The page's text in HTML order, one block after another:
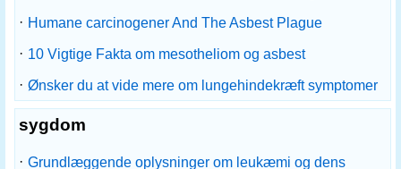
· Humane carcinogener And The Asbest Plague
· 10 Vigtige Fakta om mesotheliom og asbest
· Ønsker du at vide mere om lungehindekræft symptomer
sygdom
· Grundlæggende oplysninger om leukæmi og dens